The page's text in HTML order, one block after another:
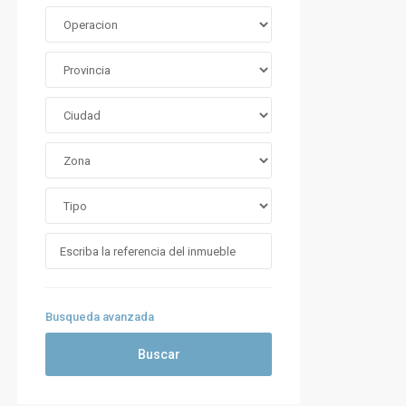
Busqueda avanzada
Buscar